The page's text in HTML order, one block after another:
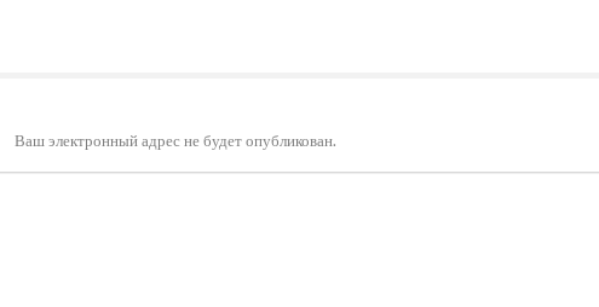
Ваш электронный адрес не будет опубликован.